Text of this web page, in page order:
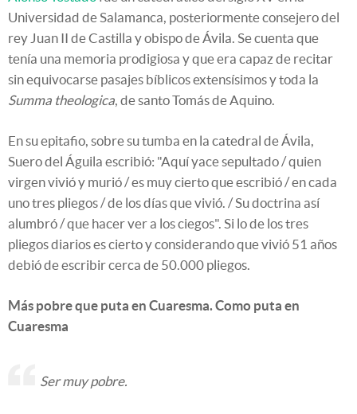
Universidad de Salamanca, posteriormente consejero del
rey Juan II de Castilla y obispo de Ávila. Se cuenta que
tenía una memoria prodigiosa y que era capaz de recitar
sin equivocarse pasajes bíblicos extensísimos y toda la
Summa theologica , de santo Tomás de Aquino.
En su epitafio, sobre su tumba en la catedral de Ávila,
Suero del Águila escribió: "Aquí yace sepultado / quien
virgen vivió y murió / es muy cierto que escribió / en cada
uno tres pliegos / de los días que vivió. / Su doctrina así
alumbró / que hacer ver a los ciegos". Si lo de los tres
pliegos diarios es cierto y considerando que vivió 51 años
debió de escribir cerca de 50.000 pliegos.
Más pobre que puta en Cuaresma. Como puta en
Cuaresma
Ser muy pobre.